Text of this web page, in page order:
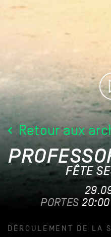
Retour aux
FÊTE
PORTES 20:00
DÉROULEMENT DE LA